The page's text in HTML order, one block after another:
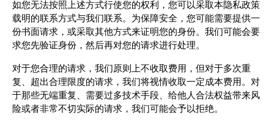
如您无法按照上述方式行使您的权利，您可以采取本隐私政策
载明的联系方式与我们联系。为保障安全，您可能需要提供一
份书面请求，或采取其他方式来证明您的身份。我们可能会要
求您先验证身份，然后再对您的请求进行处理。
对于您合理的请求，我们原则上不收取费用，但对于多次重
复、超出合理限度的请求，我们将视情收取一定成本费用。对
于那些无端重复、需要过多技术手段、给他人合法权益带来风
险或者非常不切实际的请求，我们可能会予以拒绝。